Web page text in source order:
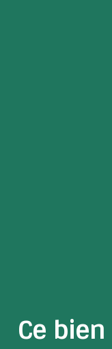
Ce bien